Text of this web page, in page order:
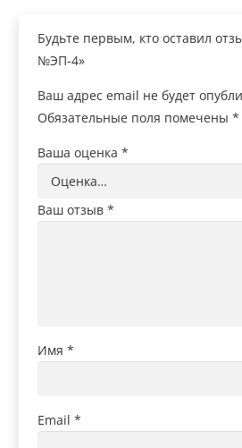
Будьте первым, кто оставил
№ЭП-4»
Ваш адрес email не будет
Обязательные поля помечены *
Ваша оценка *
Ваш отзыв *
Имя *
Email *